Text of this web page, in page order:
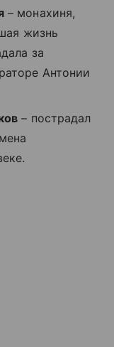
– монахиня,
жизнь
за
Антонии
– пострадал